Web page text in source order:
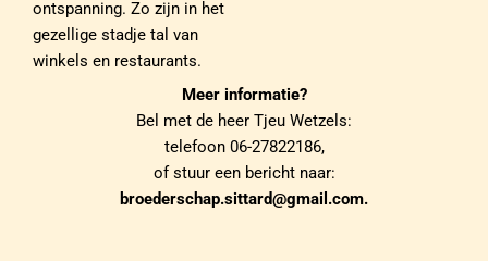
ontspanning. Zo zijn in het
gezellige stadje tal van
winkels en restaurants.
Meer informatie?
Bel met de heer Tjeu Wetzels:
telefoon 06-27822186,
of stuur een bericht naar:
broederschap.sittard@gmail.com.